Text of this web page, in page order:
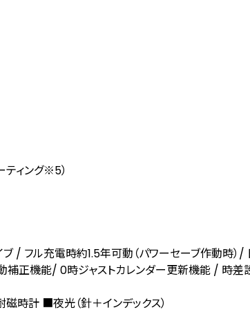
ティング※5）
フル充電時約1.5年可動（パワーセーブ作動時
正機能/ 0時ジャストカレンダー更新機能 / 時
時計 ■夜光（針＋インデックス）